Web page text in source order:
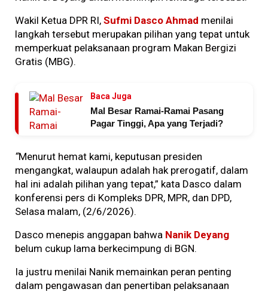
Wakil Ketua DPR RI, Sufmi Dasco Ahmad menilai
langkah tersebut merupakan pilihan yang tepat untuk
memperkuat pelaksanaan program Makan Bergizi
Gratis (MBG).
Baca Juga
Mal Besar Ramai-Ramai Pasang
Pagar Tinggi, Apa yang Terjadi?
“Menurut hemat kami, keputusan presiden
mengangkat, walaupun adalah hak prerogatif, dalam
hal ini adalah pilihan yang tepat,” kata Dasco dalam
konferensi pers di Kompleks DPR, MPR, dan DPD,
Selasa malam, (2/6/2026).
Dasco menepis anggapan bahwa Nanik Deyang
belum cukup lama berkecimpung di BGN.
Ia justru menilai Nanik memainkan peran penting
dalam pengawasan dan penertiban pelaksanaan